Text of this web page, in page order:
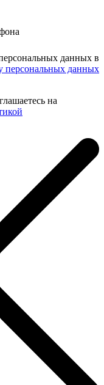
данных в
персональных данных
на